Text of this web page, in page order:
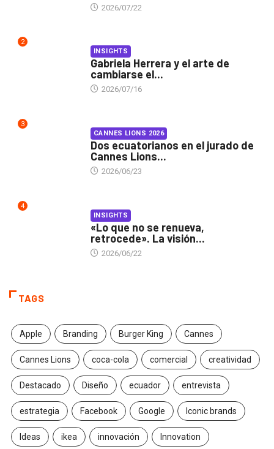
2026/07/22
2
INSIGHTS
Gabriela Herrera y el arte de
cambiarse el...
2026/07/16
3
CANNES LIONS 2026
Dos ecuatorianos en el jurado de
Cannes Lions...
2026/06/23
4
INSIGHTS
«Lo que no se renueva,
retrocede». La visión...
2026/06/22
TAGS
Apple Branding Burger King Cannes
Cannes Lions coca-cola comercial creatividad
Destacado Diseño ecuador entrevista
estrategia Facebook Google Iconic brands
Ideas ikea innovación Innovation